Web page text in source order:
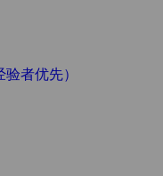
者优先）